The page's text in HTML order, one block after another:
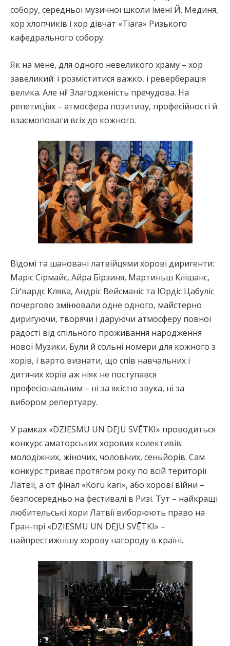
собору, середньої музичної школи імені Й. Мединя,
хор хлопчиків і хор дівчат «Tiara» Ризького
кафедрального собору.
Як на мене, для одного невеликого храму – хор
завеликий: і розміститися важко, і реверберація
велика. Але ні! Злагодженість пречудова. На
репетиціях – атмосфера позитиву, професійності й
взаємоповаги всіх до кожного.
Відомі та шановані латвійцями хорові диригенти:
Маріс Сірмайс, Айра Бірзиня, Мартиньш Клішанс,
Сіґвардс Клява, Андріс Вейсманіс та Юрдіс Цабуліс
почергово змінювали одне одного, майстерно
диригуючи, творячи і даруючи атмосферу повної
радості від спільного проживання народження
нової Музики. Були й сольні номери для кожного з
хорів, і варто визнати, що спів навчальних і
дитячих хорів аж ніяк не поступався
професіональним – ні за якістю звука, ні за
вибором репертуару.
У рамках «DZIESMU UN DEJU SVĒTKI» проводиться
конкурс аматорських хорових колективів:
молодіжних, жіночих, чоловічих, сеньйорів. Сам
конкурс триває протягом року по всій території
Латвії, а от фінал «Koru kari», або хорові війни –
безпосередньо на фестивалі в Ризі. Тут – найкращі
любительські хори Латвії виборюють право на
Ґран-прі «DZIESMU UN DEJU SVĒTKI» –
найпрестижнішу хорову нагороду в країні.